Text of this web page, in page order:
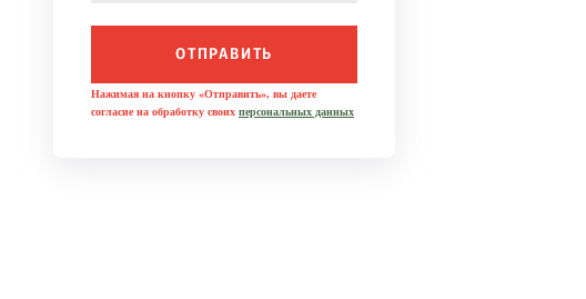
ОТПРАВИТЬ
Нажимая на кнопку «Отправить», вы даете
согласие на обработку своих персональных данных